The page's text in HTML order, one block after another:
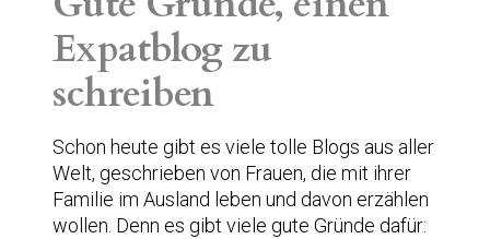
Expatblog zu
schreiben
Schon heute gibt es viele tolle Blogs aus aller
Welt, geschrieben von Frauen, die mit ihrer
Familie im Ausland leben und davon erzählen
wollen. Denn es gibt viele gute Gründe dafür: